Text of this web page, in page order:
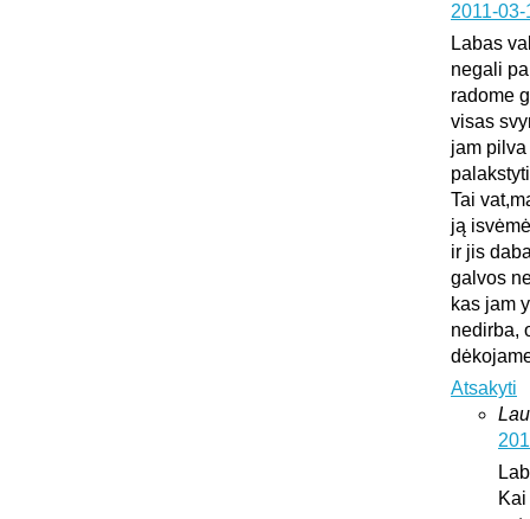
2011-
Labas
negali
radome
visas
jam
Tai
ją
ir jis
galvos
kas jam
nedirba,
Atsakyti